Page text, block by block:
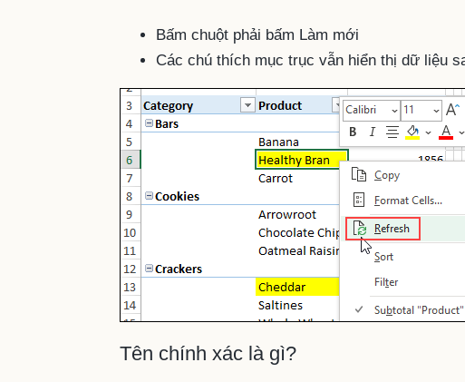
Bấm chuột phải bấm Làm mới
Các chú thích mục trục vẫn hiển thị dữ liệu
Tên chính xác là gì?